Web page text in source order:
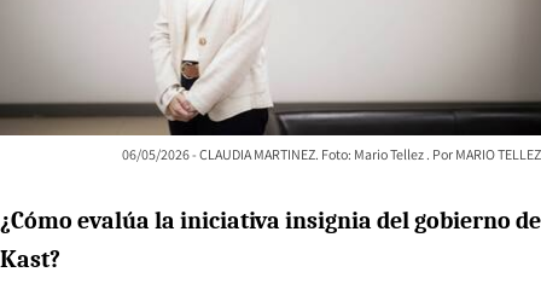
06/05/2026 - CLAUDIA MARTINEZ. Foto: Mario Tellez MARIO TELLEZ
¿Cómo evalúa la iniciativa insignia del gobierno de
Kast?